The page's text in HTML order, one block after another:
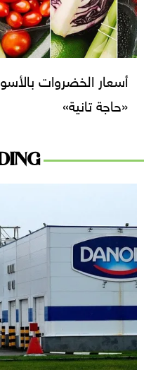
أسعار الخضروات
«حاجة تانية»